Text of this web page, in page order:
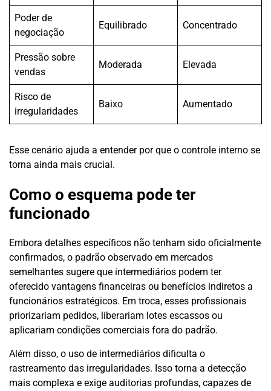
Poder de
negociação
Equilibrado Concentrado
Pressão sobre
vendas
Moderada Elevada
Risco de
irregularidades
Baixo Aumentado
Esse cenário ajuda a entender por que o controle interno se
torna ainda mais crucial.
Como o esquema pode ter
funcionado
Embora detalhes específicos não tenham sido oficialmente
confirmados, o padrão observado em mercados
semelhantes sugere que intermediários podem ter
oferecido vantagens financeiras ou benefícios indiretos a
funcionários estratégicos. Em troca, esses profissionais
priorizariam pedidos, liberariam lotes escassos ou
aplicariam condições comerciais fora do padrão.
Além disso, o uso de intermediários dificulta o
rastreamento das irregularidades. Isso torna a detecção
mais complexa e exige auditorias profundas, capazes de